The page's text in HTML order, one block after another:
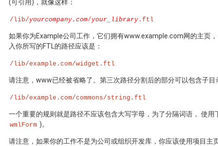
(可引用)，就像这样：
/lib/yourcompany.com/your_library .ftl
如果你为Example公司工作，它们拥有www.example.com网的主页
入你所写的FTL的路径应该是：
/lib/example.com/widget.ftl
请注意，www已经被省略了。第三次路径分割后的部分可以包含子
/lib/example.com/commons/string.ftl
一个重要的规则就是路径不应该包含大写字母，为了分隔词语， 使用
wmlForm )。
请注意，如果你的工作不是为公司或组织开发库，你应该使用项目主